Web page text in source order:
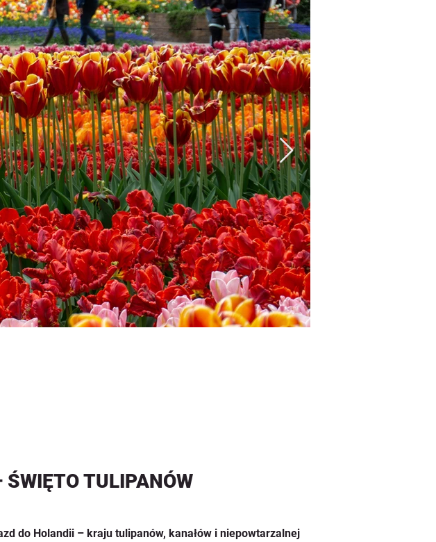
TULIPANÓW
do Holandii – kraju tulipanów, kanałów i niepowtarzalnej